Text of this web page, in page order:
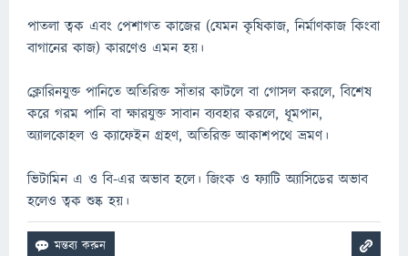
পাতলা ত্বক এবং পেশাগত কাজের (যেমন কৃষিকাজ, নির্মাণকাজ কিংবা
বাগানের কাজ) কারণেও এমন হয়।
ক্লোরিনযুক্ত পানিতে অতিরিক্ত সাঁতার কাটলে বা গোসল করলে, বিশেষ
করে গরম পানি বা ক্ষারযুক্ত সাবান ব্যবহার করলে, ধূমপান,
অ্যালকোহল ও ক্যাফেইন গ্রহণ, অতিরিক্ত আকাশপথে ভ্রমণ।
ভিটামিন এ ও বি-এর অভাব হলে। জিংক ও ফ্যাটি অ্যাসিডের অভাব
হলেও ত্বক শুষ্ক হয়।